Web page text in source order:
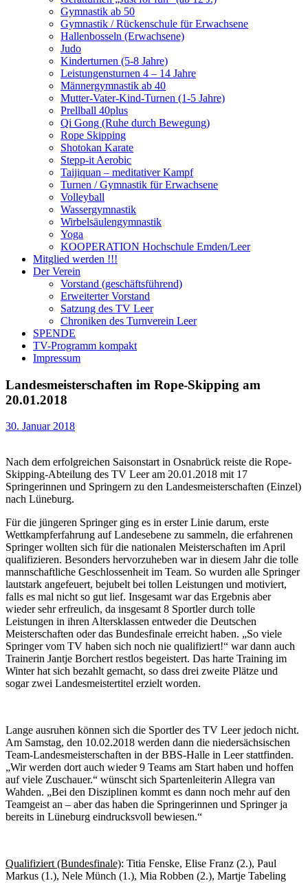
Gymnastik ab 50
Gymnastik / Rückenschule für Erwachsene
Hallenbosseln (Erwachsene)
Judo
Kinderturnen (5-8 Jahre)
Leistungensturnen 4 – 14 Jahre
Männergymnastik ab 40
Mutter-Vater-Kind-Turnen (1-5 Jahre)
Prellball 40plus
Qi Gong (Ruhe durch Bewegung)
Rope Skipping
Shotokan Karate
Stepp-it Aerobic
Taijiquan – meditativer Kampf
Turnen / Gymnastik für Erwachsene
Volleyball
Wassergymnastik
Wirbelsäulengymnastik
Yoga
KOOPERATION Hochschule Emden/Leer
Mitglied werden !!!
Der Verein
Vorstand (geschäftsführend)
Erweiterter Vorstand
Satzung des TV Leer
Chroniken des Turnverein Leer
SPENDE
TV-Programm kompakt
Impressum
Landesmeisterschaften im Rope-Skipping am
20.01.2018
30. Januar 2018
Nach dem erfolgreichen Saisonstart in Osnabrück reiste die Rope-
Skipping-Abteilung des TV Leer am 20.01.2018 mit 17
Springerinnen und Springern zu den Landesmeisterschaften (Einzel)
nach Lüneburg.
Für die jüngeren Springer ging es in erster Linie darum, erste
Wettkampferfahrung auf Landesebene zu sammeln, die erfahrenen
Springer wollten sich für die nationalen Meisterschaften im April
qualifizieren. Besonders hervorzuheben war in diesem Jahr die tolle
mannschaftliche Geschlossenheit im Team. So wurden alle Springer
lautstark angefeuert, bejubelt bei tollen Leistungen und motiviert,
falls es mal nicht so gut lief. Insgesamt war das Ergebnis aber
wieder sehr erfreulich, da insgesamt 8 Sportler durch tolle
Leistungen in ihren Altersklassen entweder die Deutschen
Meisterschaften oder das Bundesfinale erreicht haben. „So viele
Springer vom TV haben sich noch nie qualifiziert!“ war dann auch
Trainerin Jantje Borchert restlos begeistert. Das harte Training im
Winter hat sich bezahlt gemacht, so dass drei zweite Plätze und
sogar zwei Landesmeistertitel erzielt worden.
Lange ausruhen können sich die Sportler des TV Leer jedoch nicht.
Am Samstag, den 10.02.2018 werden dann die niedersächsischen
Team-Landesmeisterschaften in der BBS-Halle in Leer stattfinden.
„Wir werden dort auch wieder 9 Teams am Start haben und hoffen
auf viele Zuschauer.“ wünscht sich Spartenleiterin Allegra van
Wahden. „Bei den Disziplinen kommt es dann noch mehr auf den
Teamgeist an – aber das haben die Springerinnen und Springer ja
bereits in Lüneburg eindrucksvoll bewiesen.“
Qualifiziert (Bundesfinale): Titia Fenske, Elise Franz (2.), Paul
Markus (1.), Nele Münch (1.), Mia Robben (2.), Martje Tabeling